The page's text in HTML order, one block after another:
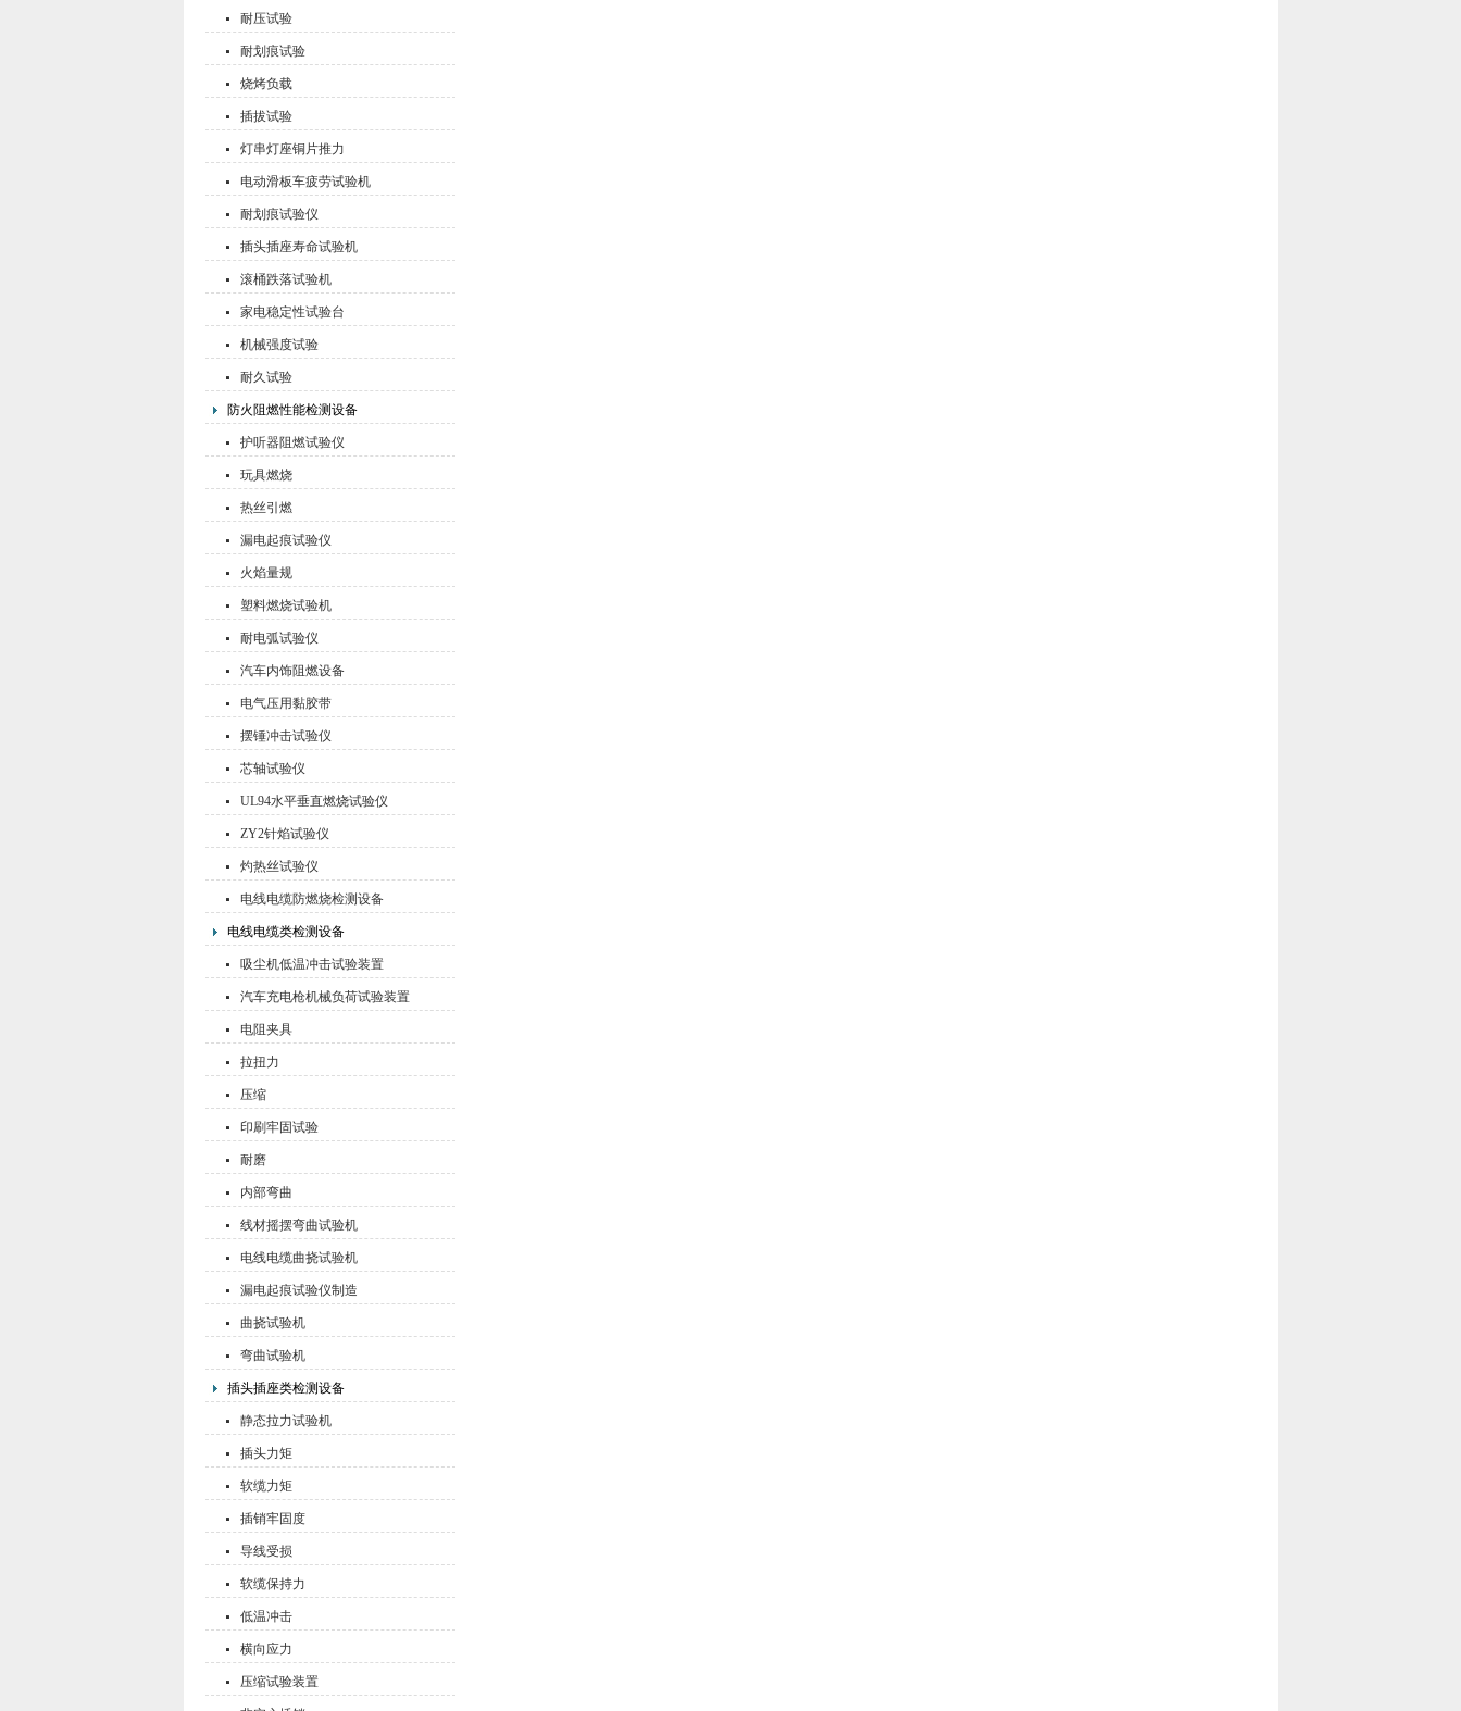
耐压试验
耐划痕试验
烧烤负载
插拔试验
灯串灯座铜片推力
电动滑板车疲劳试验机
耐划痕试验仪
插头插座寿命试验机
滚桶跌落试验机
家电稳定性试验台
机械强度试验
耐久试验
防火阻燃性能检测设备
护听器阻燃试验仪
玩具燃烧
热丝引燃
漏电起痕试验仪
火焰量规
塑料燃烧试验机
耐电弧试验仪
汽车内饰阻燃设备
电气压用黏胶带
摆锤冲击试验仪
芯轴试验仪
UL94水平垂直燃烧试验仪
ZY2针焰试验仪
灼热丝试验仪
电线电缆防燃烧检测设备
电线电缆类检测设备
吸尘机低温冲击试验装置
汽车充电枪机械负荷试验装置
电阻夹具
拉扭力
压缩
印刷牢固试验
耐磨
内部弯曲
线材摇摆弯曲试验机
电线电缆曲挠试验机
漏电起痕试验仪制造
曲挠试验机
弯曲试验机
插头插座类检测设备
静态拉力试验机
插头力矩
软缆力矩
插销牢固度
导线受损
软缆保持力
低温冲击
横向应力
压缩试验装置